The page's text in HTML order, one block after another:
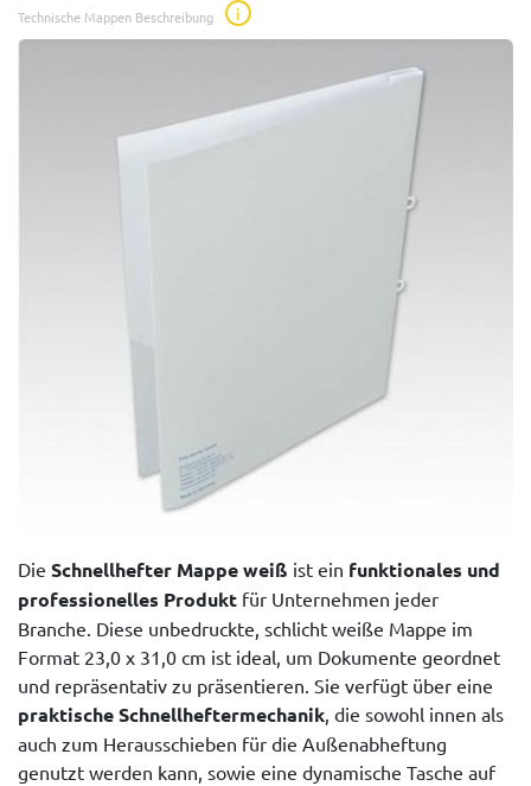
Technische Mappen Beschreibung
i
Die Schnellhefter Mappe weiß ist ein funktionales und
professionelles Produkt für Unternehmen jeder
Branche. Diese unbedruckte, schlicht weiße Mappe im
Format 23,0 x 31,0 cm ist ideal, um Dokumente geordnet
und repräsentativ zu präsentieren. Sie verfügt über eine
praktische Schnellheftermechanik , die sowohl innen als
auch zum Herausschieben für die Außenabheftung
genutzt werden kann, sowie eine dynamische Tasche auf